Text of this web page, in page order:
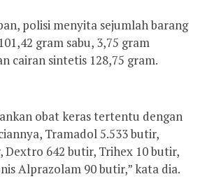
polisi menyita sejumlah barang
gram sabu, 3,75 gram
cairan sintetis 128,75 gram.
obat keras tertentu dengan
Tramadol 5.533 butir,
Dextro 642 butir, Trihex 10 butir,
Alprazolam 90 butir,” kata dia.